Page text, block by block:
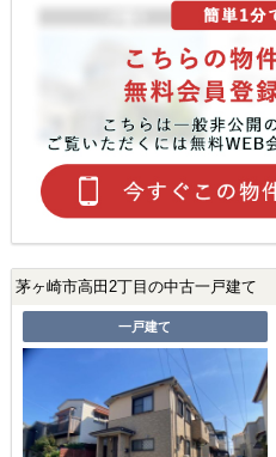
茅ヶ崎市高田2丁目の中古一戸建て
一戸建て